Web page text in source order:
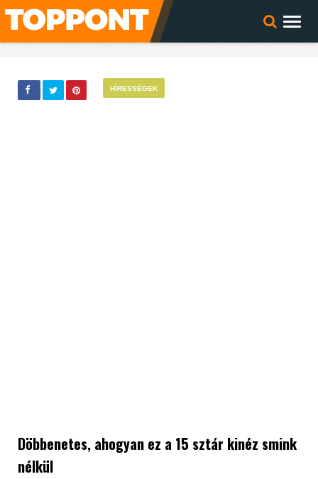
HÍRESSÉGEK
Döbbenetes, ahogyan ez a 15 sztár kinéz smink
nélkül